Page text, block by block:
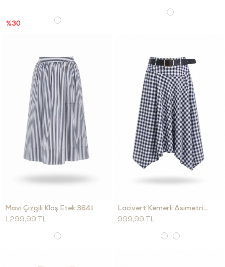
%30
Mavi Çizgili Kloş Etek 3641
1.299,99 TL
Lacivert Kemerli Asimetrik Kesim Etek 39758
999,99 TL